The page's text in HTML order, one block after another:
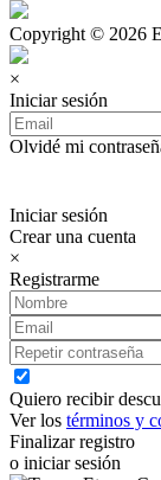
Copyright © 2026
×
Iniciar sesión
Olvidé mi
Iniciar sesión
Crear una cuenta
×
Registrarme
Quiero recibir
Ver los términos y
Finalizar registro
o iniciar sesión